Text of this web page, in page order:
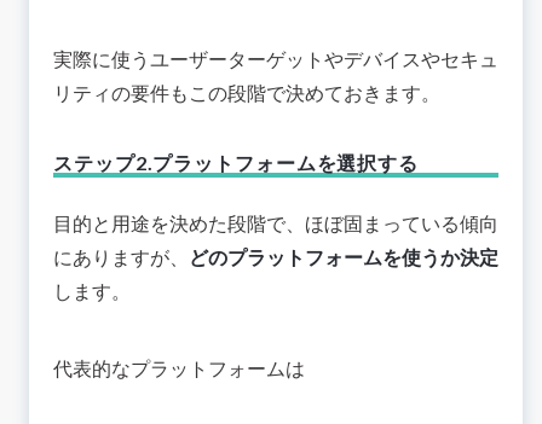
実際に使うユーザーターゲットやデバイスやセキュ
リティの要件もこの段階で決めておきます。
ステップ2.プラットフォームを選択する
目的と用途を決めた段階で、ほぼ固まっている傾向
にありますが、 どのプラットフォームを使うか決定
します。
代表的なプラットフォームは